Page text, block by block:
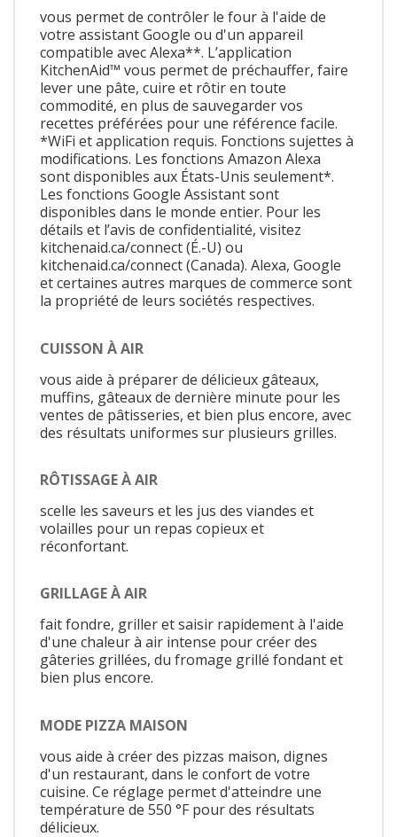
vous permet de contrôler le four à l'aide de
votre assistant Google ou d'un appareil
compatible avec Alexa**. L’application
KitchenAid™ vous permet de préchauffer, faire
lever une pâte, cuire et rôtir en toute
commodité, en plus de sauvegarder vos
recettes préférées pour une référence facile.
*WiFi et application requis. Fonctions sujettes à
modifications. Les fonctions Amazon Alexa
sont disponibles aux États-Unis seulement*.
Les fonctions Google Assistant sont
disponibles dans le monde entier. Pour les
détails et l’avis de confidentialité, visitez
kitchenaid.ca/connect (É.-U) ou
kitchenaid.ca/connect (Canada). Alexa, Google
et certaines autres marques de commerce sont
la propriété de leurs sociétés respectives.
CUISSON À AIR
vous aide à préparer de délicieux gâteaux,
muffins, gâteaux de dernière minute pour les
ventes de pâtisseries, et bien plus encore, avec
des résultats uniformes sur plusieurs grilles.
RÔTISSAGE À AIR
scelle les saveurs et les jus des viandes et
volailles pour un repas copieux et
réconfortant.
GRILLAGE À AIR
fait fondre, griller et saisir rapidement à l'aide
d'une chaleur à air intense pour créer des
gâteries grillées, du fromage grillé fondant et
bien plus encore.
MODE PIZZA MAISON
vous aide à créer des pizzas maison, dignes
d'un restaurant, dans le confort de votre
cuisine. Ce réglage permet d'atteindre une
température de 550 °F pour des résultats
délicieux.